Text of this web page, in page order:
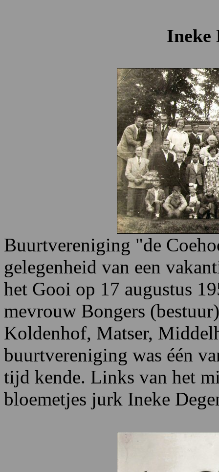
Ineke
Buurtvereniging "de
gelegenheid van een
het Gooi op 17 augustus
mevrouw Bongers
Koldenhof, Matser,
buurtvereniging was één
tijd kende. Links van het
bloemetjes jurk Ineke